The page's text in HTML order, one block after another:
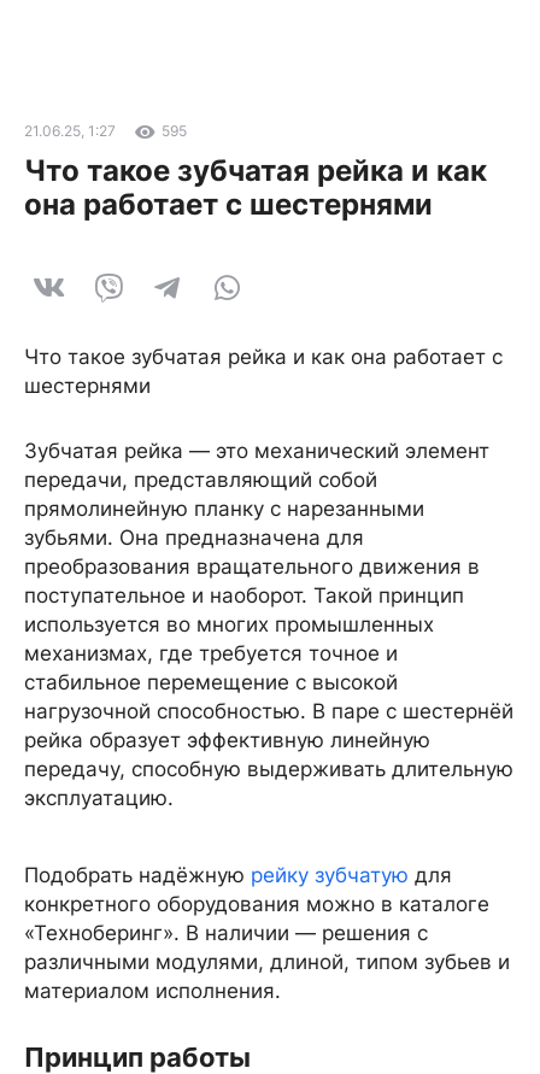
21.06.25, 1:27 595
Что такое зубчатая рейка и как
она работает с шестернями
Что такое зубчатая рейка и как она работает с
шестернями
Зубчатая рейка — это механический элемент
передачи, представляющий собой
прямолинейную планку с нарезанными
зубьями. Она предназначена для
преобразования вращательного движения в
поступательное и наоборот. Такой принцип
используется во многих промышленных
механизмах, где требуется точное и
стабильное перемещение с высокой
нагрузочной способностью. В паре с шестернёй
рейка образует эффективную линейную
передачу, способную выдерживать длительную
эксплуатацию.
Подобрать надёжную рейку зубчатую для
конкретного оборудования можно в каталоге
«Техноберинг». В наличии — решения с
различными модулями, длиной, типом зубьев и
материалом исполнения.
Принцип работы